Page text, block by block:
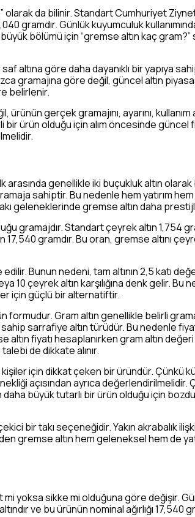
da bilinir. Standart Cumhuriyet Ziynet
gramdır. Günlük kuyumculuk
büyük bölümü için “gremse altın kaç
altına göre daha dayanıklı bir yapıya
gramajına göre değil, güncel altın
belirlenir.
gerçek gramajını, ayarını, kullanım
ürün olduğu için alım öncesinde güncel
arasında genellikle iki buçukluk altın
sahiptir. Bu nedenle hem yatırım
geleneklerinde gremse altın daha
gramajdır. Standart çeyrek altın 1,754
gramdır. Bu oran, gremse altını
Bunun nedeni, tam altının 2,5 katı
10 çeyrek altın karşılığına denk gelir.
için güçlü bir alternatiftir.
formudur. Gram altın genellikle belirli
sarrafiye altın türüdür. Bu nedenle
altın fiyatı hesaplanırken gram altın
de dikkate alınır.
kişiler için dikkat çeken bir üründür. Çünkü
açısından ayrıca değerlendirilmelidir.
büyük tutarlı bir ürün olduğu için
bir takı seçeneğidir. Yakın akrabalık
gremse altın hem geleneksel hem de
yoksa sikke mi olduğuna göre değişir.
ve bu ürünün nominal ağırlığı 17,540